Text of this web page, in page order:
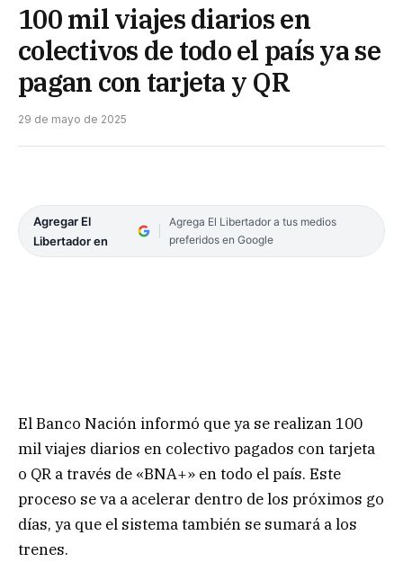
100 mil viajes diarios en
colectivos de todo el país ya se
pagan con tarjeta y QR
29 de mayo de 2025
Agregar El
Libertador en
Agrega El Libertador a tus medios
preferidos en Google
El Banco Nación informó que ya se realizan 100
mil viajes diarios en colectivo pagados con tarjeta
o QR a través de «BNA+» en todo el país. Este
proceso se va a acelerar dentro de los próximos go
días, ya que el sistema también se sumará a los
trenes.